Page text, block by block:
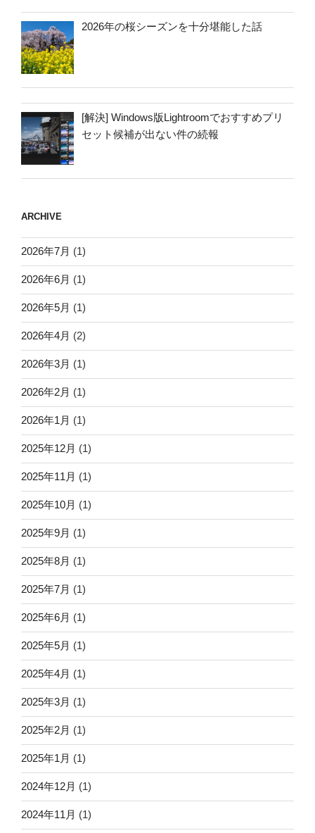
2026年の桜シーズンを十分堪能した話
[解決] Windows版Lightroomでおすすめプリ
セット候補が出ない件の続報
ARCHIVE
2026年7月 (1)
2026年6月 (1)
2026年5月 (1)
2026年4月 (2)
2026年3月 (1)
2026年2月 (1)
2026年1月 (1)
2025年12月 (1)
2025年11月 (1)
2025年10月 (1)
2025年9月 (1)
2025年8月 (1)
2025年7月 (1)
2025年6月 (1)
2025年5月 (1)
2025年4月 (1)
2025年3月 (1)
2025年2月 (1)
2025年1月 (1)
2024年12月 (1)
2024年11月 (1)